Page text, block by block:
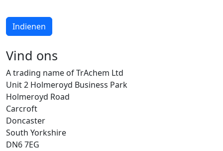
Indienen
Vind ons
A trading name of TrAchem Ltd
Unit 2 Holmeroyd Business Park
Holmeroyd Road
Carcroft
Doncaster
South Yorkshire
DN6 7EG